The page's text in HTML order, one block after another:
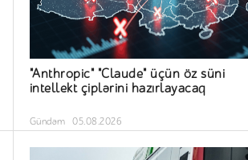
"Anthropic" "Claude" üçün öz süni
intellekt çiplərini hazırlayacaq
Gündəm 05.08.2026